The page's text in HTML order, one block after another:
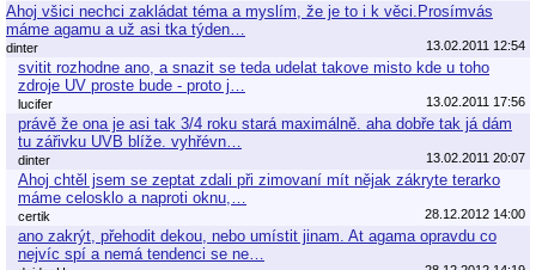
Ahoj všici nechci zakládat téma a myslím, že je to i k věci.Prosímvás
máme agamu a už asi tka týden…
dinter 13.02.2011 12:54
svitit rozhodne ano, a snazit se teda udelat takove misto kde u toho
zdroje UV proste bude - proto j…
lucifer 13.02.2011 17:56
právě že ona je asi tak 3/4 roku stará maximálně. aha dobře tak já dám
tu zářivku UVB blíže. vyhřévn…
dinter 13.02.2011 20:07
Ahoj chtěl jsem se zeptat zdali při zimovaní mít nějak zákryte terarko
máme celosklo a naproti oknu,…
certik 28.12.2012 14:00
ano zakrýt, přehodit dekou, nebo umístit jinam. At agama opravdu co
nejvíc spí a nemá tendenci se ne…